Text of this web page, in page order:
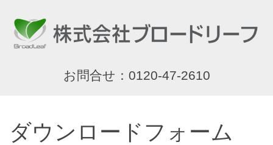
お問合せ：0120-47-2610
ダウンロードフォーム